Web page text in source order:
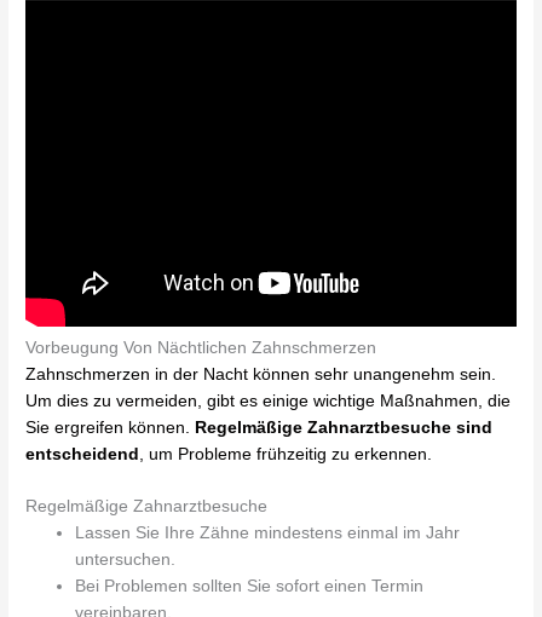
Vorbeugung Von Nächtlichen Zahnschmerzen
Zahnschmerzen in der Nacht können sehr unangenehm sein.
Um dies zu vermeiden, gibt es einige wichtige Maßnahmen, die
Sie ergreifen können. Regelmäßige Zahnarztbesuche sind
entscheidend , um Probleme frühzeitig zu erkennen.
Regelmäßige Zahnarztbesuche
Lassen Sie Ihre Zähne mindestens einmal im Jahr
untersuchen.
Bei Problemen sollten Sie sofort einen Termin
vereinbaren.